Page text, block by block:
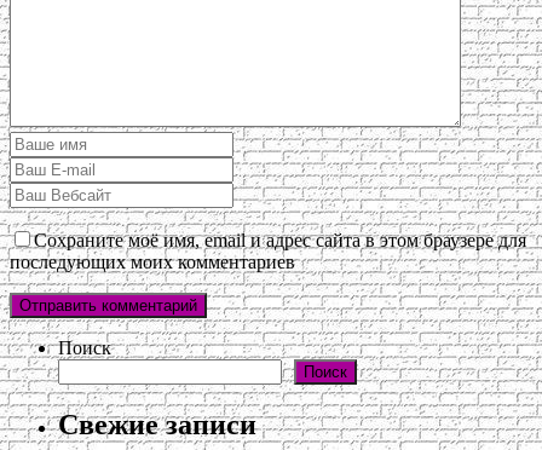
Сохраните моё имя, email и адрес сайта в этом браузере для
последующих моих комментариев
Поиск
Поиск
Свежие записи